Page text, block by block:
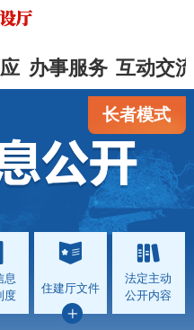
办事服务 互动交
长者模式
息
度
住建厅文件
法定主动
公开内容